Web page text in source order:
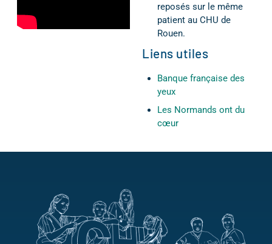
reposés sur le même
patient au CHU de
Rouen.
Liens utiles
Banque française des
yeux
Les Normands ont du
cœur